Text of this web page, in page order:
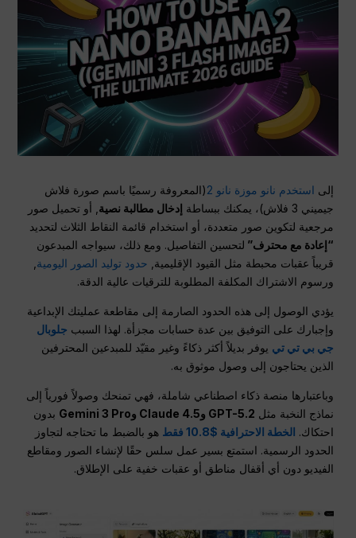
إلى استخدم نانو موزة نانو 2
(المعروفة رسميًا باسم صورة فلاش
جيميني 3 فلاش)، يمكنك ببساطة
إدخال مطالبة نصية , أو تحميل صور
مرجعية لتكوين صور متعددة، أو استخدام قائمة النقاط الثلاث لتحديد
“إعادة مع محترف” لتحسين التفاصيل. ومع ذلك، سيواجه المبدعون
قريباً عقبات محبطة مثل القيود الإقليمية, حدود توليد الصور اليومية
ورسوم الاشتراك المكلفة المطلوبة للترقيات عالية الدقة.
يؤدي الوصول إلى هذه الحدود الصارمة إلى مقاطعة عمليتك الإبداعية
وإجبارك على التوفيق بين عدة حسابات مجزأة. لهذا السبب جلوبال
جي بي تي تي يوفر بديلاً أكثر ذكاءً وغير مقيّد للمبدعين المحترفين
الذين يحتاجون إلى وصول موثوق به.
وباعتبارها منصة ذكاء اصطناعي شاملة، فهي تمنحك وصولاً فورياً إلى
نماذج النخبة مثل GPT-5.2 وClaude 4.5 وGemini 3 Pro
بدون
احتكاك. الخطة الاحترافية $10.8 فقط
هو بالضبط ما تحتاجه لتجاوز
الحدود الرسمية. استمتع بسير عمل سلس حقًا لإنشاء الصور ومقاطع
الفيديو دون أي أقفال مناطق أو عقبات خفية على الإطلاق.